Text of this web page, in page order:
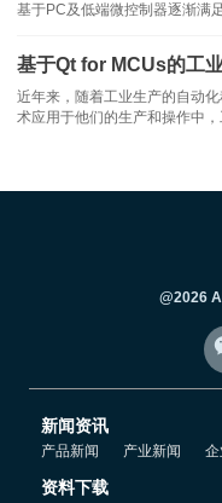
基于PC及低端微控制器逐渐满
ARM技术的微处理器具有体积
控制领域具有广阔的发展前
基于Qt for MCUs的工
近年来，随着工业生产的自动
术应用于他们的生产和操作中，工业
@2026
新闻资讯
产品新闻 产业新闻
资料下载